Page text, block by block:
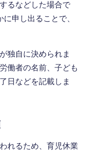
るなどした場合で
申し出ることで、
独自に決められま
働者の名前、子ども
日などを記載しま
れるため、育児休業